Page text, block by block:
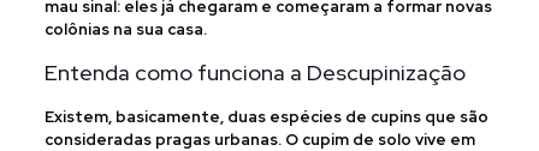
mau sinal: eles já chegaram e começaram a formar novas
colônias na sua casa.
Entenda como funciona a Descupinização
Existem, basicamente, duas espécies de cupins que são
consideradas pragas urbanas. O cupim de solo vive em